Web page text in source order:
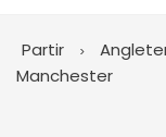
Partir
Manchester
Juillet
Août